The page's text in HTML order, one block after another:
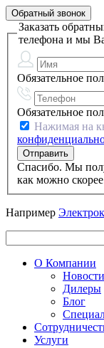
Обратный звонок
Заказать
телефона и мы
Обязательное
Обязательное
Нажимая на
Спасибо. Мы
как можно
Например
О Компании
Новости
Дилеры
Блог
Услуги